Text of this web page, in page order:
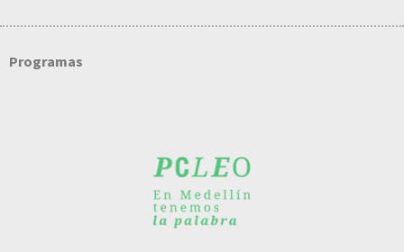
Programas